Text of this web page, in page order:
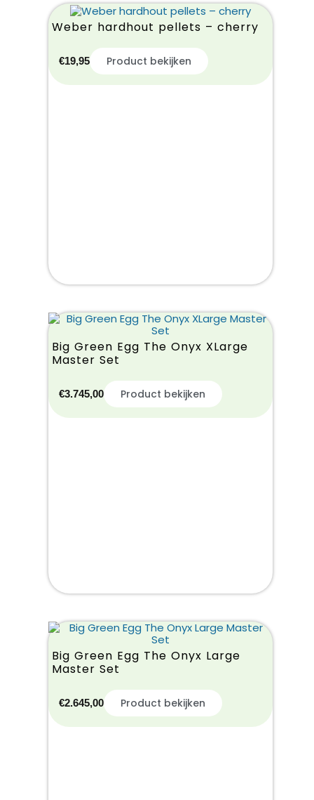
Weber hardhout pellets – cherry
€19,95 Product bekijken
Big Green Egg The Onyx XLarge
Master Set
€3.745,00 Product bekijken
Big Green Egg The Onyx Large
Master Set
€2.645,00 Product bekijken